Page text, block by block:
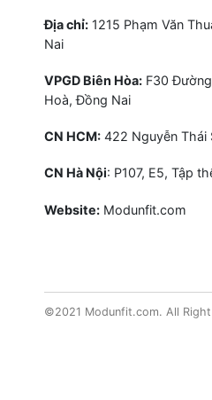
Địa chỉ: 1215 Phạm Văn
Nai
VPGD Biên Hòa: F30
Hoà, Đồng Nai
CN HCM: 422 Nguyễn Thái
CN Hà Nội: P107, E5, Tập
Website: Modunfit.com
©2021 Modunfit.com. All Right